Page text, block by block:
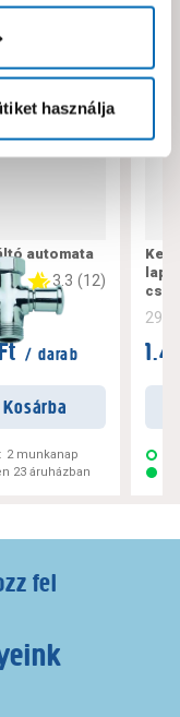
használja
automata
3.3 (12)
/ darab
Kosárba
2 munkanap
23 áruházban
fel